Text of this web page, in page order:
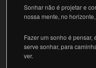
Sonhar não é projetar e
nossa mente, no
Fazer um sonho é pensar,
serve sonhar, para
ver.